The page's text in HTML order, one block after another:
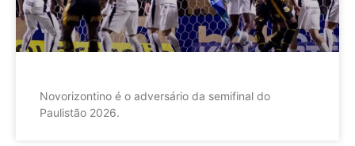
Novorizontino é o adversário da semifinal do
Paulistão 2026.